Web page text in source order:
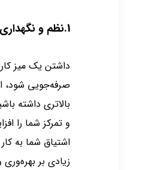
1.نظم و نگهداری اسناد در اداره
داشتن یک میز
صرفه‌جویی شود،
بالاتری داشته
و تمرکز شما را
اشتیاق شما به
زیادی بر